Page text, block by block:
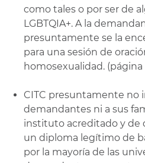
como tales o por ser de
LGBTQIA+. A la
presuntamente se la
para una sesión de
homosexualidad. (página
CITC presuntamente no
demandantes ni a sus
instituto acreditado y de
un diploma legítimo de
por la mayoría de las